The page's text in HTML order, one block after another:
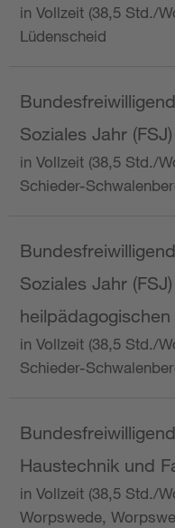
in Vollzeit (38,5 Std./
Lüdenscheid
Soziales Jahr
in Vollzeit (38,5 Std./
Schieder-
Soziales Jahr
in Vollzeit (38,5 Std./
Schieder-
Haustechnik und
in Vollzeit (38,5 Std./
Worpswede,